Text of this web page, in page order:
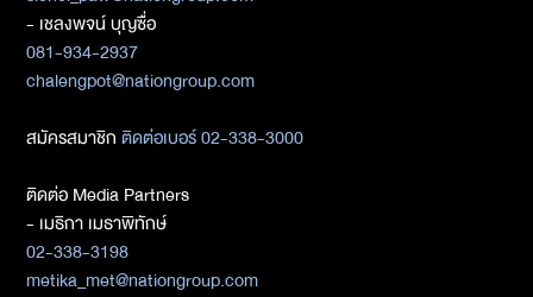
- เชลงพจน์ บุญซื่อ
081-934-2937
chalengpot@nationgroup.com
สมัครสมาชิกติดต่อเบอร์ 02-338-3000
ติดต่อ Media Partners
- เมธิกา เมธาพิทักษ์
02-338-3198
metika_met@nationgroup.com